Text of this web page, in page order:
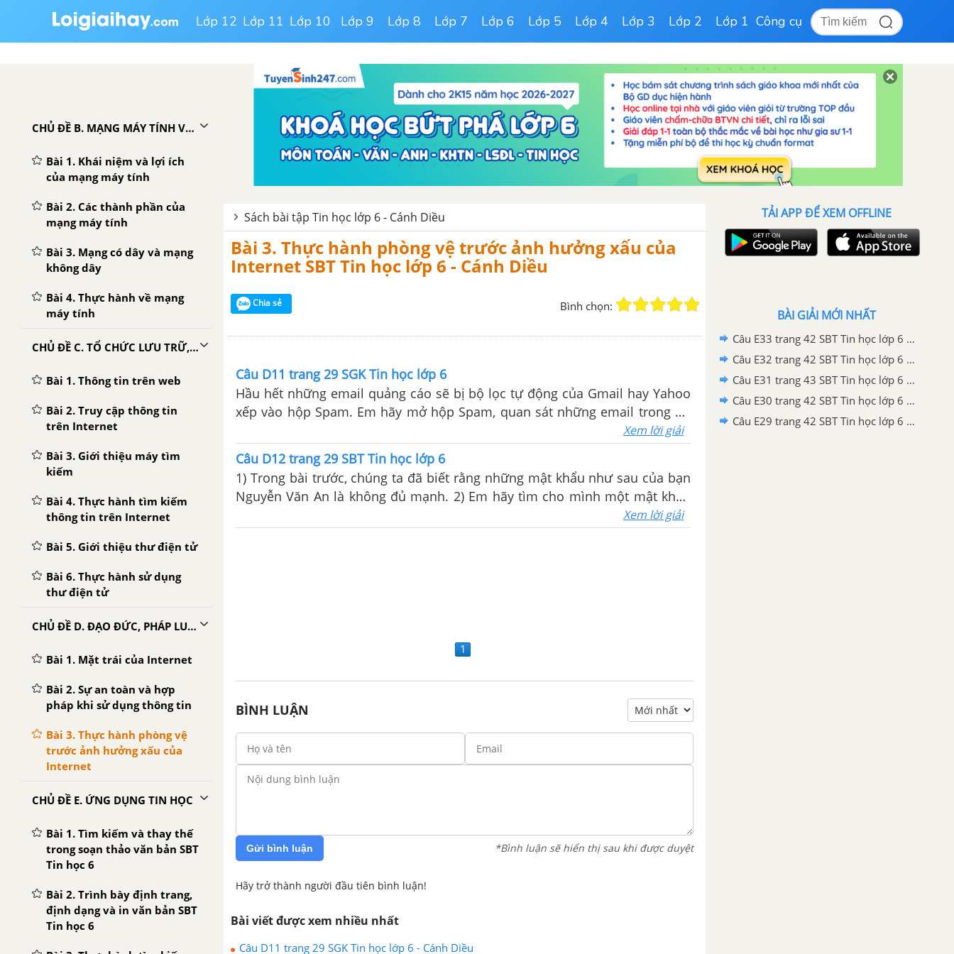
Lớp 12 Lớp 11 Lớp 10 Lớp 9 Lớp 8 Lớp 7 Lớp 6 Lớp 5 Lớp 4 Lớp 3 Lớp 2 Lớp 1 Công cụ
Bài 4. Biểu diễn văn bản,
CHỦ ĐỀ B. MẠNG MÁY TÍNH VÀ INTERNET
Bài 1. Khái niệm và lợi ích
của mạng máy tính
Bài 2. Các thành phần của
mạng máy tính
Bài 3. Mạng có dây và mạng
không dây
Bài 4. Thực hành về mạng
máy tính
CHỦ ĐỀ C. TỔ CHỨC LƯU TRỮ, TÌM KIẾM VÀ TRAO ĐỔI THÔNG TIN
Bài 1. Thông tin trên web
Bài 2. Truy cập thông tin
trên Internet
Bài 3. Giới thiệu máy tìm
kiếm
Bài 4. Thực hành tìm kiếm
thông tin trên Internet
Bài 5. Giới thiệu thư điện tử
Bài 6. Thực hành sử dụng
thư điện tử
CHỦ ĐỀ D. ĐẠO ĐỨC, PHÁP LUẬT VÀ VĂN HÓA TRONG MÔI TRƯỜNG SỐ
Bài 1. Mặt trái của Internet
Bài 2. Sự an toàn và hợp
pháp khi sử dụng thông tin
Bài 3. Thực hành phòng vệ
trước ảnh hưởng xấu của
Internet
CHỦ ĐỀ E. ỨNG DỤNG TIN HỌC
Bài 1. Tìm kiếm và thay thế
trong soạn thảo văn bản SBT
Tin học 6
Bài 2. Trình bày định trang,
định dạng và in văn bản SBT
Tin học 6
Sách bài tập Tin học lớp 6 - Cánh Diều
Bài 3. Thực hành phòng vệ trước ảnh hưởng xấu của
Internet SBT Tin học lớp 6 - Cánh Diều
Chia sẻ Bình chọn:
Câu D11 trang 29 SGK Tin học lớp 6
Hầu hết những email quảng cáo sẽ bị bộ lọc tự động của Gmail hay Yahoo
xếp vào hộp Spam. Em hãy mở hộp Spam, quan sát những email trong đó
và cho biết những dấu hiệu của một email quảng cáo. (Chú ý: không nên
mở thử ra xem nội dung bên trong).
Xem lời giải
Câu D12 trang 29 SBT Tin học lớp 6
1) Trong bài trước, chúng ta đã biết rằng những mật khẩu như sau của bạn
Nguyễn Văn An là không đủ mạnh. 2) Em hãy tìm cho mình một mật khẩu
Xem lời giải
1
BÌNH LUẬN
Gửi bình luận *Bình luận sẽ hiển thị sau khi được duyệt
Hãy trở thành người đầu tiên bình luận!
Bài viết được xem nhiều nhất
Câu D11 trang 29 SGK Tin học lớp 6 - Cánh Diều
TẢI APP ĐỂ XEM OFFLINE
BÀI GIẢI MỚI NHẤT
Câu E33 trang 42 SBT Tin học lớp 6 - Cánh Diều
Câu E32 trang 42 SBT Tin học lớp 6 - Cánh Diều
Câu E31 trang 43 SBT Tin học lớp 6 - Cánh Diều
Câu E30 trang 42 SBT Tin học lớp 6 - Cánh Diều
Câu E29 trang 42 SBT Tin học lớp 6 - Cánh Diều